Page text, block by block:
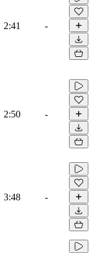
2:41 -
2:50 -
3:48 -